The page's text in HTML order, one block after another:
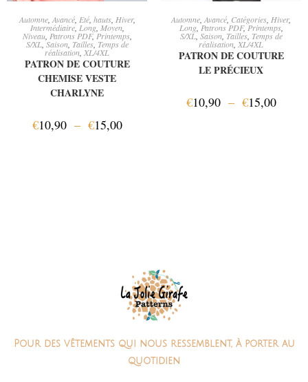
CHOIX DES OPTIONS
Automne, Avancé, Eté, hauts, Hiver,
Intermédiaire, Long, Moyen,
Niveau, Patrons PDF,Printemps,
S/XL,Saison, Tailles, Temps de
réalisation XL/4XL
PATRON DE COUTURE
CHEMISE VESTE
CHARLYNE
€10,90 – €15,00
CHOIX DES OPTIONS
Automne Avancé Catégories Hiver,
Long,Patrons PDF,Printemps,
S/XL, Saison, Tailles, Temps de
réalisation XL/4XL
PATRON DE COUTURE
LE PRÉCIEUX
€10,90 – €15,00
Pour des vêtements qui nous ressemblent, à porter au
quotidien